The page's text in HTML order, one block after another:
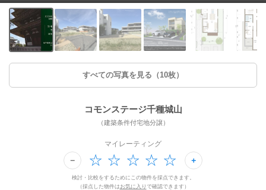
すべての写真を見る（10枚）
コモンステージ千種城山
（建築条件付宅地分譲）
マイレーティング
検討・比較をするためにこの物件を採点できます。
（採点した物件は お気に入り で確認できます）